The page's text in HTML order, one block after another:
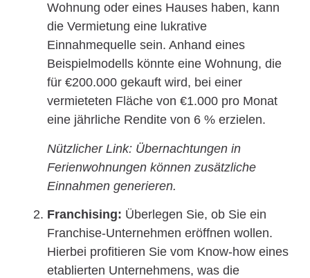
Wohnung oder eines Hauses haben, kann
die Vermietung eine lukrative
Einnahmequelle sein. Anhand eines
Beispielmodells könnte eine Wohnung, die
für €200.000 gekauft wird, bei einer
vermieteten Fläche von €1.000 pro Monat
eine jährliche Rendite von 6 % erzielen.
Nützlicher Link: Übernachtungen in
Ferienwohnungen können zusätzliche
Einnahmen generieren.
Franchising: Überlegen Sie, ob Sie ein
Franchise-Unternehmen eröffnen wollen.
Hierbei profitieren Sie vom Know-how eines
etablierten Unternehmens, was die